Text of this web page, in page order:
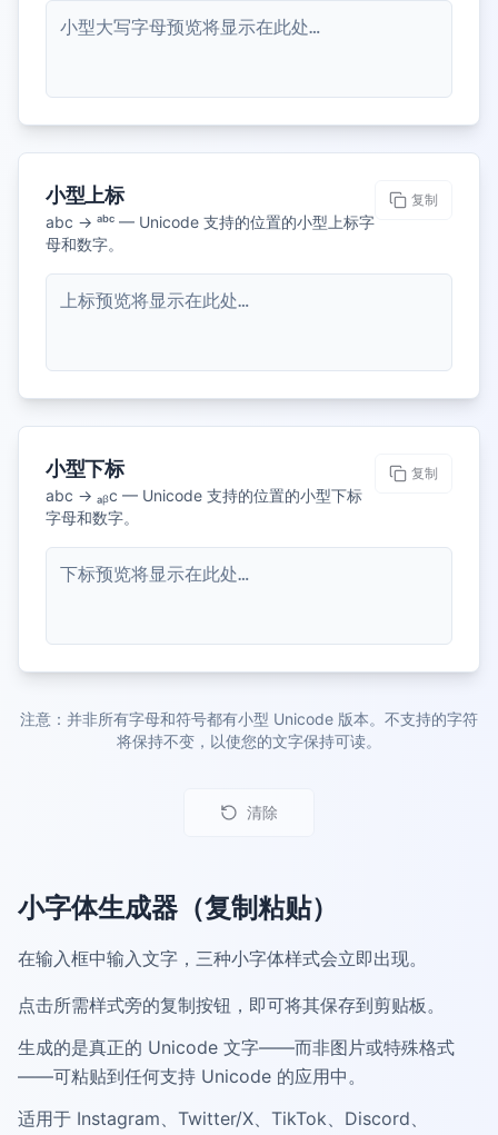
小型大写字母预览将显示在此处…
小型上标
abc → ᵃᵇᶜ — Unicode 支持的位置的小型上标字
母和数字。
复制
上标预览将显示在此处…
小型下标
abc → ₐᵦc — Unicode 支持的位置的小型下标
字母和数字。
复制
下标预览将显示在此处…
注意：并非所有字母和符号都有小型 Unicode 版本。不支持的字符
将保持不变，以使您的文字保持可读。
清除
小字体生成器（复制粘贴）
在输入框中输入文字，三种小字体样式会立即出现。
点击所需样式旁的复制按钮，即可将其保存到剪贴板。
生成的是真正的 Unicode 文字——而非图片或特殊格式
——可粘贴到任何支持 Unicode 的应用中。
适用于 Instagram、Twitter/X、TikTok、Discord、